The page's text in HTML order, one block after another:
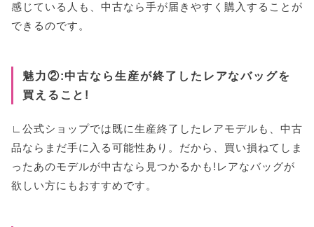
感じている人も、中古なら手が届きやすく購入することが
できるのです。
魅力②:中古なら生産が終了したレアなバッグを
買えること!
∟公式ショップでは既に生産終了したレアモデルも、中古
品ならまだ手に入る可能性あり。だから、買い損ねてしま
ったあのモデルが中古なら見つかるかも!レアなバッグが
欲しい方にもおすすめです。